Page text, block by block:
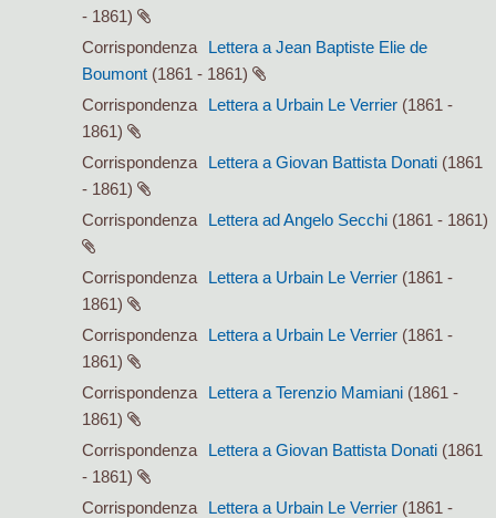
- 1861)
Corrispondenza
Lettera a Jean Baptiste Elie de
Boumont (1861 - 1861)
Corrispondenza
Lettera a Urbain Le Verrier (1861 -
1861)
Corrispondenza
Lettera a Giovan Battista Donati (1861
- 1861)
Corrispondenza
Lettera ad Angelo Secchi (1861 - 1861)
Corrispondenza Lettera a Urbain Le Verrier (1861 -
1861)
Corrispondenza
Lettera a Urbain Le Verrier (1861 -
1861)
Corrispondenza
Lettera a Terenzio Mamiani (1861 -
1861)
Corrispondenza
Lettera a Giovan Battista Donati (1861
- 1861)
Corrispondenza
Lettera a Urbain Le Verrier (1861 -